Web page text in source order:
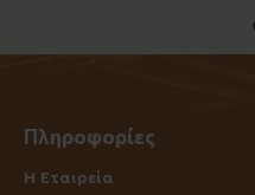
Πληροφορίες
Η Εταιρεία